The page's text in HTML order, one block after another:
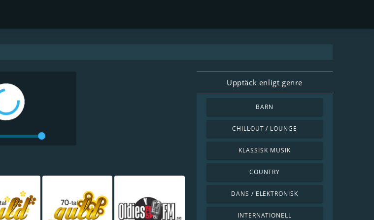
Upptäck enligt genre
BARN
CHILLOUT / LOUNGE
KLASSISK MUSIK
COUNTRY
DANS / ELEKTRONISK
INTERNATIONELL